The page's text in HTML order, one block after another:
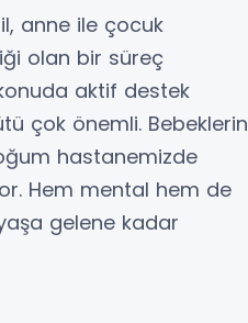
anne ile çocuk
olan bir süreç
aktif destek
çok önemli. Bebeklerin
hastanemizde
Hem mental hem de
gelene kadar